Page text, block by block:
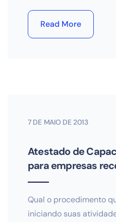
Read More
7 DE MAIO DE 2013
Atestado de
para empresas
Qual o procedimento
iniciando suas